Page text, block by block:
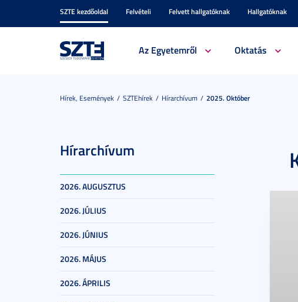
SZTE kezdőoldal Felvételi Felvett hallgatóknak Hallgatóknak
Az Egyetemről Oktatás
Hírek, Események SZTEhírek Hírarchívum 2025. Október
Hírarchívum
2026. AUGUSZTUS
2026. JÚLIUS
2026. JÚNIUS
2026. MÁJUS
2026. ÁPRILIS